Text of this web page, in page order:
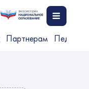
Партнерам